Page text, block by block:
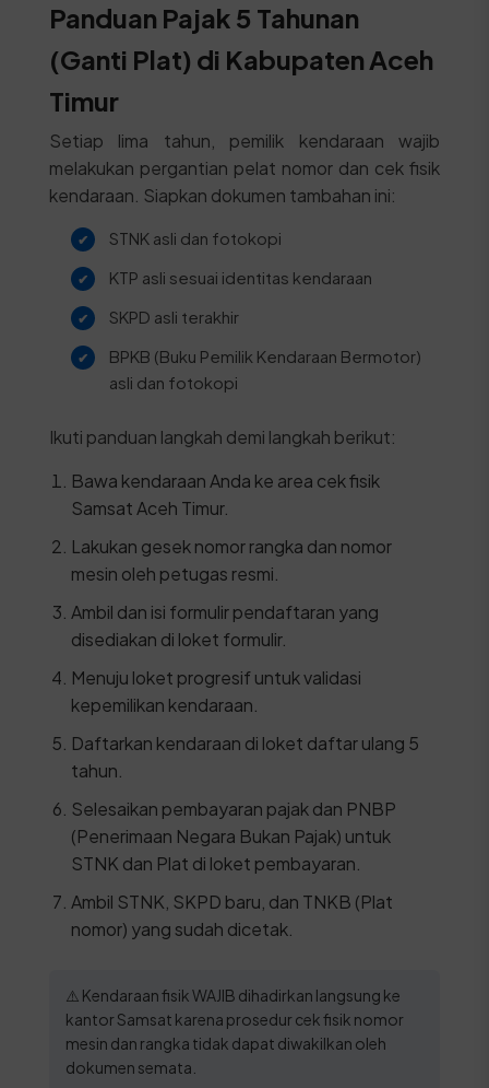
Panduan Pajak 5 Tahunan
(Ganti Plat) di Kabupaten Aceh
Timur
Setiap lima tahun, pemilik kendaraan wajib
melakukan pergantian pelat nomor dan cek fisik
kendaraan. Siapkan dokumen tambahan ini:
STNK asli dan fotokopi
KTP asli sesuai identitas kendaraan
SKPD asli terakhir
BPKB (Buku Pemilik Kendaraan Bermotor)
asli dan fotokopi
Ikuti panduan langkah demi langkah berikut:
Bawa kendaraan Anda ke area cek fisik
Samsat Aceh Timur.
Lakukan gesek nomor rangka dan nomor
mesin oleh petugas resmi.
Ambil dan isi formulir pendaftaran yang
disediakan di loket formulir.
Menuju loket progresif untuk validasi
kepemilikan kendaraan.
Daftarkan kendaraan di loket daftar ulang 5
tahun.
Selesaikan pembayaran pajak dan PNBP
(Penerimaan Negara Bukan Pajak) untuk
STNK dan Plat di loket pembayaran.
Ambil STNK, SKPD baru, dan TNKB (Plat
nomor) yang sudah dicetak.
⚠️ Kendaraan fisik WAJIB dihadirkan langsung ke
kantor Samsat karena prosedur cek fisik nomor
mesin dan rangka tidak dapat diwakilkan oleh
dokumen semata.